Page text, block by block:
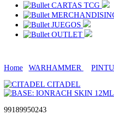
CARTAS TCG
JUEGOS
OUTLET
Home WARHAMMER
CITADEL
99189950243